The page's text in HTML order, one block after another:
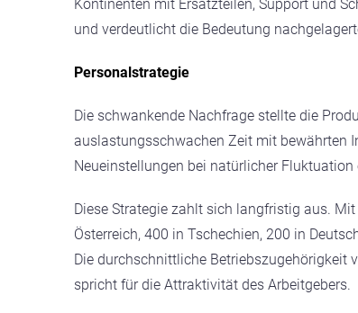
Kontinenten mit Ersatzteilen, Support und
und verdeutlicht die Bedeutung
Personalstrategie
Die schwankende Nachfrage stellte die
auslastungsschwachen Zeit mit bewährten
Neueinstellungen bei natürlicher
Diese Strategie zahlt sich langfristig aus.
Österreich, 400 in Tschechien, 200 in
Die durchschnittliche Betriebszugehörigkeit
spricht für die Attraktivität des Arbeitgebers.